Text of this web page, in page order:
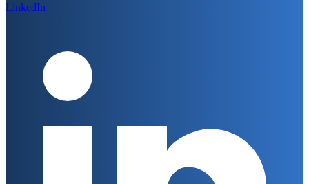
LinkedIn